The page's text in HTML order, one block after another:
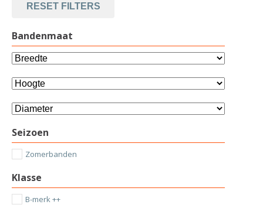
RESET FILTERS
Bandenmaat
Seizoen
Zomerbanden
Klasse
B-merk ++